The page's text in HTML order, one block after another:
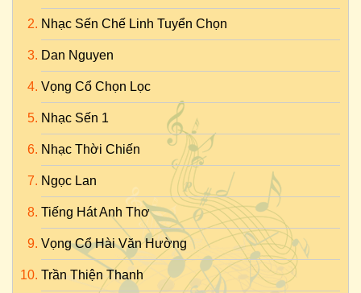
Nhạc Sến Chế Linh Tuyển Chọn
Dan Nguyen
Vọng Cổ Chọn Lọc
Nhạc Sến 1
Nhạc Thời Chiến
Ngọc Lan
Tiếng Hát Anh Thơ
Vọng Cổ Hài Văn Hường
Trần Thiện Thanh